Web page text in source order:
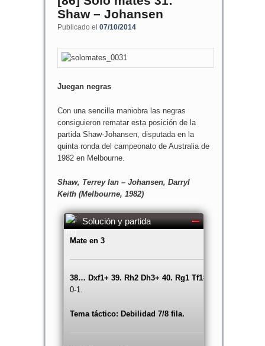
Shaw – Johansen
Publicado el 07/10/2014
Juegan negras
Con una sencilla maniobra las negras
consiguieron rematar esta posición de la
partida Shaw-Johansen, disputada en la
quinta ronda del campeonato de Australia de
1982 en Melbourne.
Shaw, Terrey Ian – Johansen, Darryl
Keith (Melbourne, 1982)
Solución y partida
Mate en 3
38… Dxf1+ 39. Rh2 Dh3+ 40. Rg1 Tf1#
0-1.
Tema táctico: Debilidad 7/8 fila.